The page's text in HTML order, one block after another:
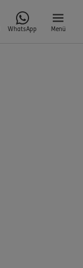
WhatsApp Menü